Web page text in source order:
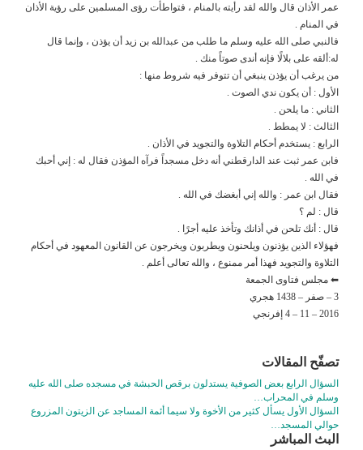
عمر الأذان قال والله لقد رأيته بالمنام ، فتواطأت رؤى المسلمين على رؤية الأذان
في المنام .
فالنبي صلى الله عليه وسلم ما طلب من عبدالله بن زيد أن يؤذن ، وإنما قال
له:ألقه على بلالًا فإنه أندى صوتاً منك .
من يرغب أن يؤذن ينبغي أن تتوفر فيه شروط منها :
الأول : أن يكون ندي الصوت .
الثاني : ما يلحن .
الثالث : لا يمطط .
الرابع : يستخدم أحكام التلاوة والتجويد في الأذان .
فابن عمر ثبت عند الدارقطني أنه دخل مسجداً فرآه المؤذن فقال له : إني أحبك
في الله .
فقال ابن عمر : والله إني أبغضك في الله .
قال : لم ؟
قال : أنك تلحن في أذانك وتأخذ عليه أجرًا .
فهؤلاء الذين يؤذنون ويلحنون ويطربون ويخرجون عن القانون المعهود في أحكام
التلاوة والتجويد فهذا أمر ممنوع ، والله تعالى أعلم .
⬅ مجلس فتاوى الجمعة
3 – صفر – 1438 هجري
2016 – 11 – 4 إفرنجي
تصفّح المقالات
السؤال الرابع بعض الصوفية يستدلون برقص الحبشة في مسجده صلى الله عليه
وسلم في المحراب…
السؤال الأول يسأل كثير من الأخوة ولا سيما أئمة المساجد عن الزيتون المزروع
حوالي المسجد…
البث المباشر